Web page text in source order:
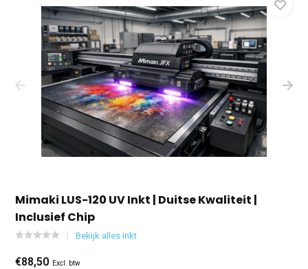
Mimaki LUS-120 UV Inkt | Duitse Kwaliteit |
Inclusief Chip
Bekijk alles Inkt
€88,50 Excl. btw